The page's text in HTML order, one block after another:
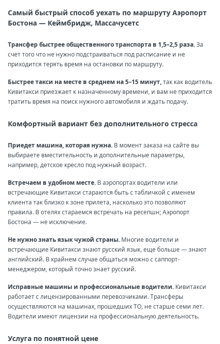
Самый быстрый способ уехать по маршруту Аэропорт
Бостона — Кеймбридж, Массачусетс
Трансфер быстрее общественного транспорта в 1,5–2,5 раза.За
счет того что не нужно подстраиваться под расписание и не
приходится терять время на остановки по маршруту.
Быстрее такси на месте в среднем на 5–15 минут,так как водитель
Кивитакси приезжает к назначенному времени, и вам не приходится
тратить время на поиск нужного автомобиля и ждать подачу.
Комфортный вариант без дополнительного стресса
Приедет машина, которая нужна. В момент заказа на сайте вы
выбираете вместительность и дополнительные параметры,
например, детское кресло под нужный возраст.
Встречаем в удобном месте. В аэропортах водители или
встречающие Кивитакси стараются быть с табличкой с именем
клиента так близко к зоне прилета, насколько это позволяют
правила. В отелях стараемся встречать на ресепшн; Аэропорт
Бостона — не исключение.
Не нужно знать язык чужой страны. Многие водители и
встречающие Кивитакси знают русский язык, еще больше — знают
английский. В крайнем случае общаться можно с саппорт-
менеджером, который точно знает русский.
Исправные машины и профессиональные водители. Кивитакси
работает с лицензированными перевозчиками. Трансферы
осуществляются на машинах, прошедших ТО, не старше семи лет.
Водители имеют лицензии на профессиональную деятельность.
Услуга по понятной цене